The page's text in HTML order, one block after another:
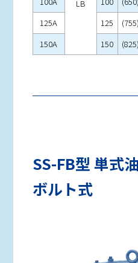
LB
125A
125 (755)
150A
150 (825)
SS-FB型 単式
ボルト式